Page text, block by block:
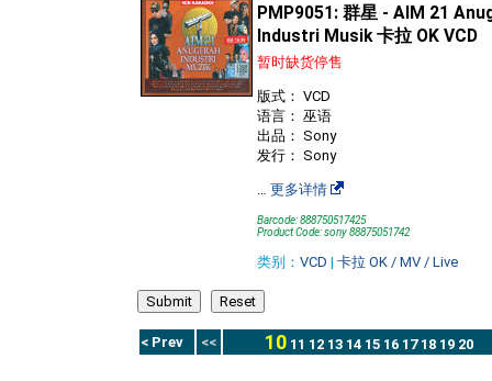
PMP9051: 群星 - AIM 21
Industri Musik 卡拉 OK VCD
暂时缺货停售
版式： VCD
语言： 巫语
出品： Sony
发行： Sony
… 更多详情
Barcode: 888750517425
Product Code: sony 88875051742
类别： VCD | 卡拉 OK / MV / Live
< Prev << 10 11 12 13 14 15 16 17 18 19 20